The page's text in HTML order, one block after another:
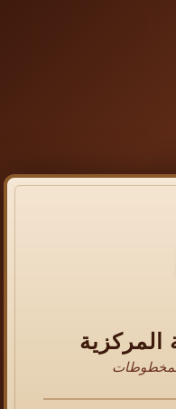
المركزية